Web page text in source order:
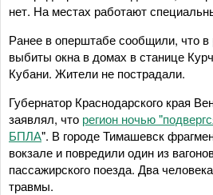
нет. На местах работают
Ранее в оперштабе сообщили, что в
выбиты окна в домах в станице
Кубани. Жители не пострадали.
Губернатор Краснодарского края
заявлял, что регион ночью
БПЛА". В городе Тимашевск
вокзале и повредили один из
пассажирского поезда. Два
травмы.